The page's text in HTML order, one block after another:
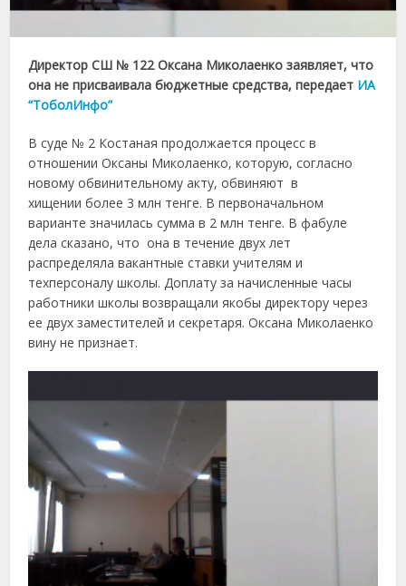
Директор СШ № 122 Оксана Миколаенко заявляет, что
она не присваивала бюджетные средства, передает ИА
“ТоболИнфо”
В суде № 2 Костаная продолжается процесс в
отношении Оксаны Миколаенко, которую, согласно
новому обвинительному акту, обвиняют в
хищении более 3 млн тенге. В первоначальном
варианте значилась сумма в 2 млн тенге. В фабуле
дела сказано, что она в течение двух лет
распределяла вакантные ставки учителям и
техперсоналу школы. Доплату за начисленные часы
работники школы возвращали якобы директору через
ее двух заместителей и секретаря. Оксана Миколаенко
вину не признает.